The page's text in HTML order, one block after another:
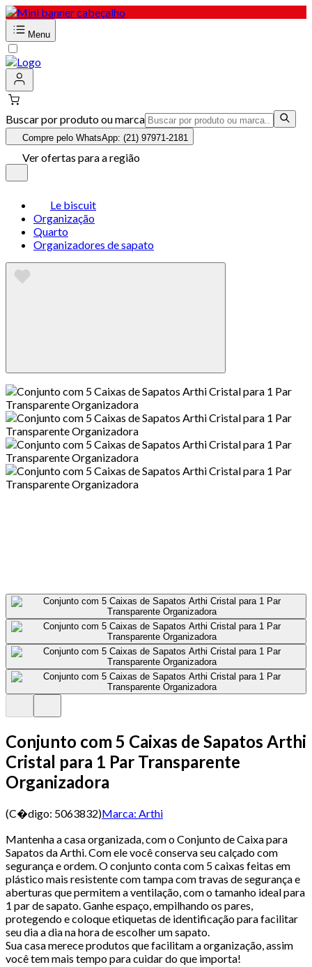
Menu
Buscar por produto ou marca
Compre pelo WhatsApp: (21) 97971-2181
Ver ofertas para a região
Le biscuit
Organização
Quarto
Organizadores de sapato
Conjunto com 5 Caixas de Sapatos Arthi
Cristal para 1 Par Transparente
Organizadora
(C�digo: 5063832)Marca: Arthi
Mantenha a casa organizada, com o Conjunto de Caixa para
Sapatos da Arthi. Com ele você conserva seu calçado com
segurança e ordem. O conjunto conta com 5 caixas feitas em
plástico mais resistente com tampa com travas de segurança e
aberturas que permitem a ventilação, com o tamanho ideal para
1 par de sapato. Ganhe espaço, empilhando os pares,
protegendo e coloque etiquetas de identificação para facilitar
seu dia a dia na hora de escolher um sapato.
Sua casa merece produtos que facilitam a organização, assim
você tem mais tempo para cuidar do que importa!